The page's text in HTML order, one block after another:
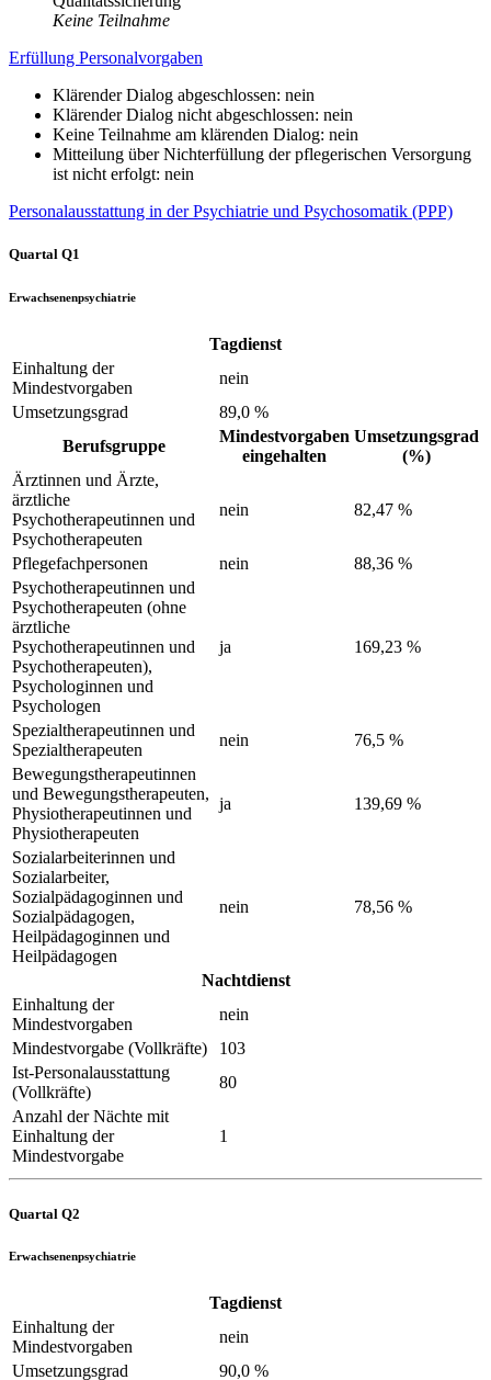
Keine Teilnahme
Erfüllung Personalvorgaben
Klärender Dialog abgeschlossen: nein
Klärender Dialog nicht abgeschlossen: nein
Keine Teilnahme am klärenden Dialog: nein
Mitteilung über Nichterfüllung der pflegerischen Versorgung
ist nicht erfolgt: nein
Personalausstattung in der Psychiatrie und Psychosomatik (PPP)
Quartal Q1
Erwachsenenpsychiatrie
Tagdienst
Einhaltung der
Mindestvorgaben
nein
Umsetzungsgrad
89,0 %
Berufsgruppe
Mindestvorgaben
eingehalten
Umsetzungsgrad
(%)
Ärztinnen und Ärzte,
ärztliche
Psychotherapeutinnen und
Psychotherapeuten
nein 82,47 %
Pflegefachpersonen nein
88,36 %
Psychotherapeutinnen und
Psychotherapeuten (ohne
ärztliche
Psychotherapeutinnen und
Psychotherapeuten),
Psychologinnen und
Psychologen
ja 169,23 %
Spezialtherapeutinnen und
Spezialtherapeuten
nein
76,5 %
Bewegungstherapeutinnen
und Bewegungstherapeuten,
Physiotherapeutinnen und
Physiotherapeuten
ja 139,69 %
Sozialarbeiterinnen und
Sozialarbeiter,
Sozialpädagoginnen und
Sozialpädagogen,
Heilpädagoginnen und
Heilpädagogen
nein 78,56 %
Nachtdienst
Einhaltung der
Mindestvorgaben
nein
Mindestvorgabe (Vollkräfte)
103
Ist-Personalausstattung
(Vollkräfte)
80
Anzahl der Nächte mit
Einhaltung der
Mindestvorgabe
1
Quartal Q2
Erwachsenenpsychiatrie
Tagdienst
Einhaltung der
Mindestvorgaben
nein
Umsetzungsgrad
90,0 %